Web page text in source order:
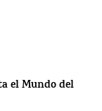
el Mundo del